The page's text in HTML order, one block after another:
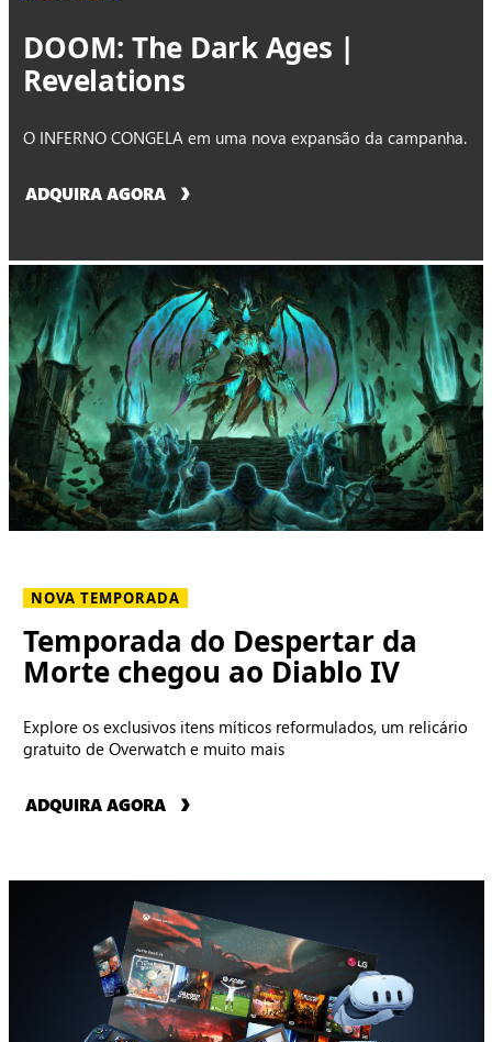
DOOM: The Dark Ages |
Revelations
O INFERNO CONGELA em uma nova expansão da campanha.
ADQUIRA AGORA
NOVA TEMPORADA
Temporada do Despertar da
Morte chegou ao Diablo IV
Explore os exclusivos itens míticos reformulados, um relicário
gratuito de Overwatch e muito mais
ADQUIRA AGORA